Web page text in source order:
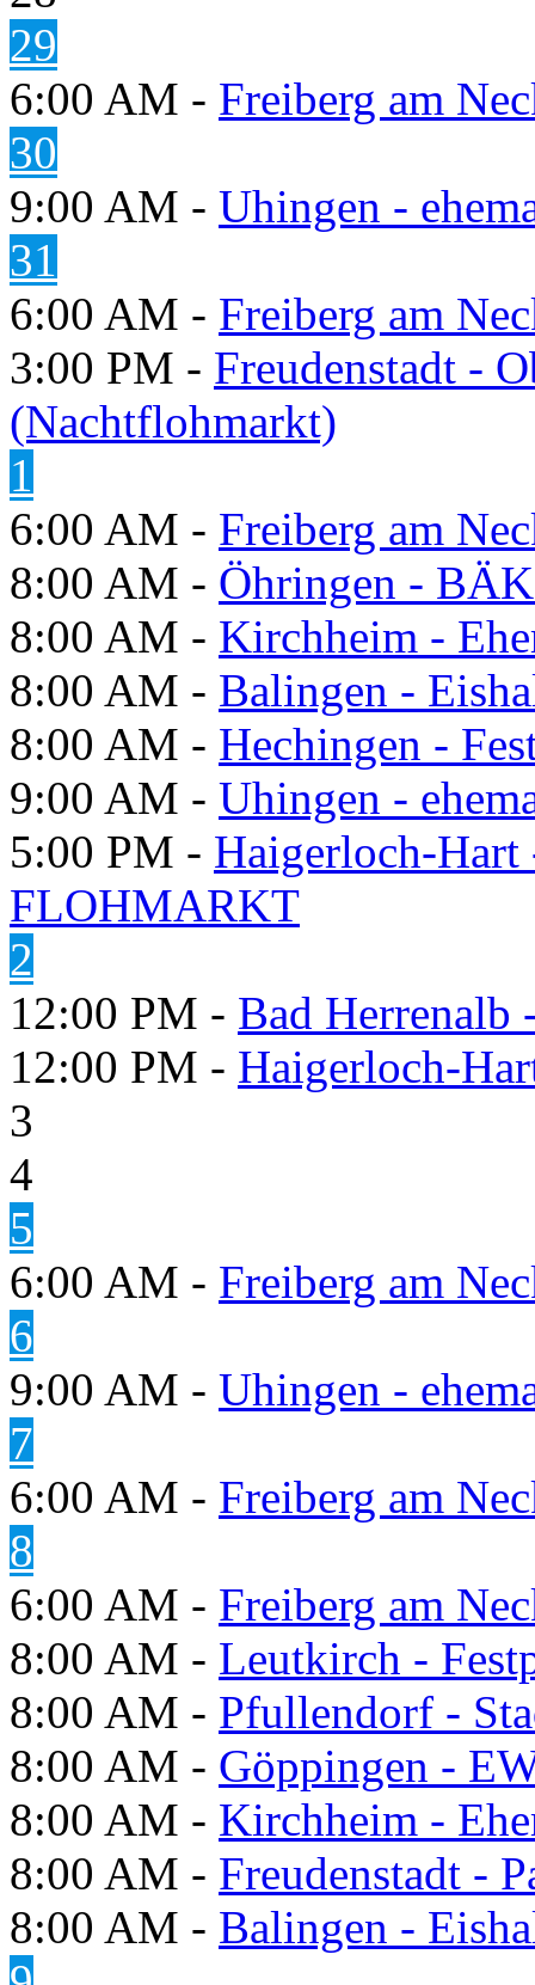
29
6:00 AM - Freiberg am
30
9:00 AM - Uhingen -
31
6:00 AM - Freiberg am
3:00 PM - Freudenstadt -
(Nachtflohmarkt)
1
6:00 AM - Freiberg am
8:00 AM - Öhringen -
8:00 AM - Kirchheim -
8:00 AM - Balingen -
8:00 AM - Hechingen -
9:00 AM - Uhingen -
5:00 PM - Haigerloch-
FLOHMARKT
2
12:00 PM - Bad Herrenalb
12:00 PM - Haigerloch-
3
4
5
6:00 AM - Freiberg am
6
9:00 AM - Uhingen -
7
6:00 AM - Freiberg am
8
6:00 AM - Freiberg am
8:00 AM - Leutkirch -
8:00 AM - Pfullendorf -
8:00 AM - Göppingen -
8:00 AM - Kirchheim -
8:00 AM - Freudenstadt -
8:00 AM - Balingen -